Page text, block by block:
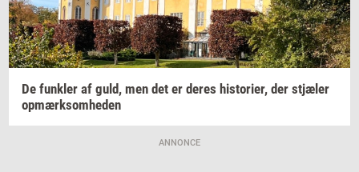
De funk­ler af guld, men det er deres hi­sto­ri­er, der stjæ­ler
op­mærk­som­he­den
ANNONCE